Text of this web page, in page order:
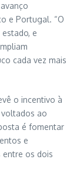
e Portugal. “O
e
cada vez mais
o incentivo à
ao
é fomentar
e
entre os dois